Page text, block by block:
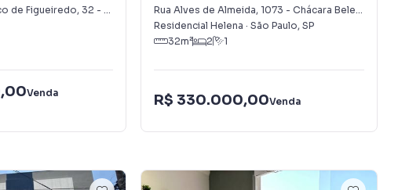
de Figueiredo, 32 - Vila Fernandes
Venda
Belenzinho
Rua Alves de Almeida, 1073 - Chácara Belenzinho
Residencial Helena · São Paulo, SP
32m² 2 1
R$ 330.000,00Venda